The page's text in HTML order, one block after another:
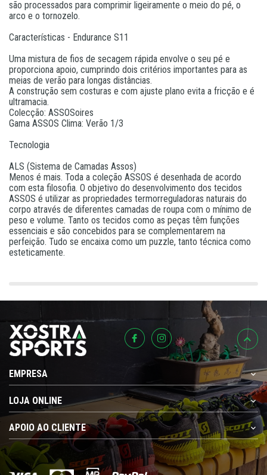
são processados ​​para comprimir ligeiramente o meio do pé, o
arco e o tornozelo.
Características - Endurance S11
Uma mistura de fios de secagem rápida envolve o seu pé e
proporciona apoio, cumprindo dois critérios importantes para as
meias de verão para longas distâncias.
A construção sem costuras e com ajuste plano evita a fricção e é
ultramacia.
Colecção: ASSOSoires
Gama ASSOS Clima: Verão 1/3
Tecnologia
ALS (Sistema de Camadas Assos)
Menos é mais. Toda a coleção ASSOS é desenhada de acordo
com esta filosofia. O objetivo do desenvolvimento dos tecidos
ASSOS é utilizar as propriedades termorreguladoras naturais do
corpo através de diferentes camadas de roupa com o mínimo de
peso e volume. Tanto os tecidos como as peças têm funções
essenciais e são concebidos para se complementarem na
perfeição. Tudo se encaixa como um puzzle, tanto técnica como
esteticamente.
EMPRESA
LOJA ONLINE
APOIO AO CLIENTE